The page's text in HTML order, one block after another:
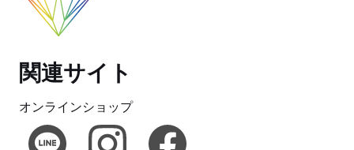
関連サイト
オンラインショップ